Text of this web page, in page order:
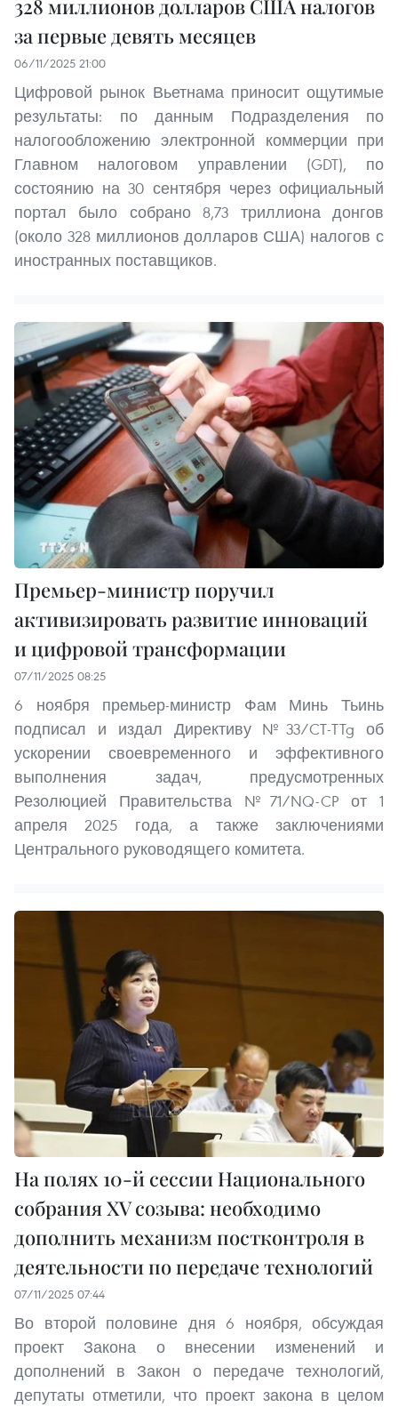
328 миллионов долларов США налогов
за первые девять месяцев
06/11/2025 21:00
Цифровой рынок Вьетнама приносит ощутимые
результаты: по данным Подразделения по
налогообложению электронной коммерции при
Главном налоговом управлении (GDT), по
состоянию на 30 сентября через официальный
портал было собрано 8,73 триллиона донгов
(около 328 миллионов долларов США) налогов с
иностранных поставщиков.
Премьер-министр поручил
активизировать развитие инноваций
и цифровой трансформации
07/11/2025 08:25
6 ноября премьер-министр Фам Минь Тьинь
подписал и издал Директиву №33/CT-TTg об
ускорении своевременного и эффективного
выполнения задач, предусмотренных
Резолюцией Правительства №71/NQ-CP от 1
апреля 2025 года, а также заключениями
Центрального руководящего комитета.
На полях 10-й сессии Национального
собрания XV созыва: необходимо
дополнить механизм постконтроля в
деятельности по передаче технологий
07/11/2025 07:44
Во второй половине дня 6 ноября, обсуждая
проект Закона о внесении изменений и
дополнений в Закон о передаче технологий,
депутаты отметили, что проект закона в целом